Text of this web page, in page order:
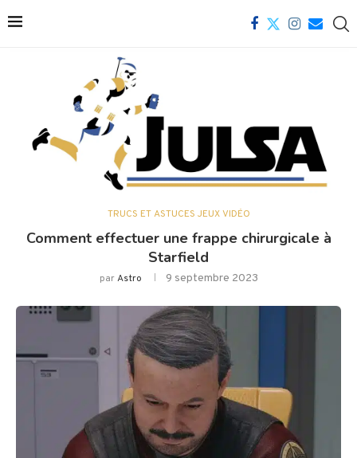
TRUCS ET ASTUCES JEUX VIDÉO
Comment effectuer une frappe chirurgicale à
Starfield
parAstro 9 septembre 2023